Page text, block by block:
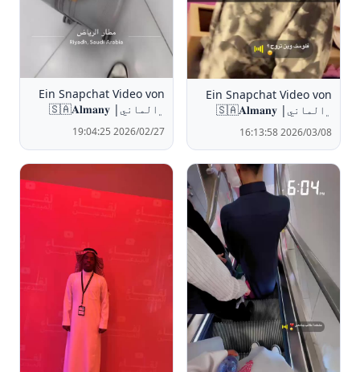
Ein Snapchat Video von
﮼الماني| 🇸🇦𝐀𝐥𝐦𝐚𝐧𝐲
2026/03/08 16:13:58
Ein Snapchat Video von
﮼الماني| 🇸🇦𝐀𝐥𝐦𝐚𝐧𝐲
2026/02/27 19:04:25